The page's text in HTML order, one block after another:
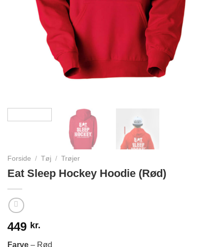
Forside / Tøj / Trøjer
Eat Sleep Hockey Hoodie (Rød)
449 kr.
Farve – Rød